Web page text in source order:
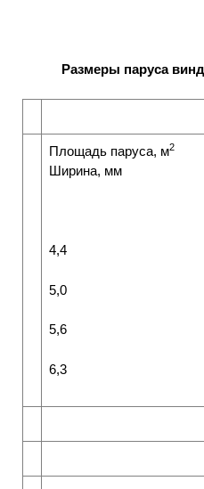
Размеры паруса
Площадь паруса, м
Ширина, мм
4,4
5,0